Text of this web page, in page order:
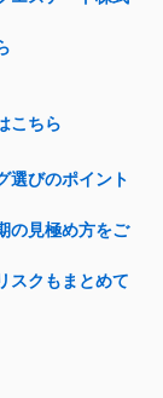
こちら
選びのポイント
の見極め方をご
スクもまとめて